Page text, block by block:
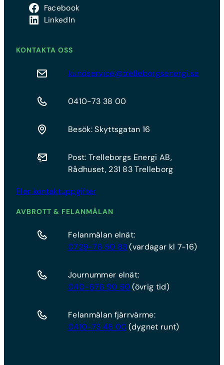
Facebook
LinkedIn
KONTAKTA OSS
kundservice@trelleborgsenergi.se
0410-73 38 00
Besök: Skyttsgatan 16
Post: Trelleborgs Energi AB,
Rådhuset, 231 83 Trelleborg
Fler kontaktuppgifter
AVBROTT & FELANMÄLAN
Felanmälan elnät:
0729-76 50 83(vardagar kl 7-16)
Journummer elnät:
040-676 90 50(övrig tid)
Felanmälan fjärrvärme:
0410-73 48 00(dygnet runt)